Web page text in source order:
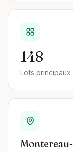
148
Lots principaux